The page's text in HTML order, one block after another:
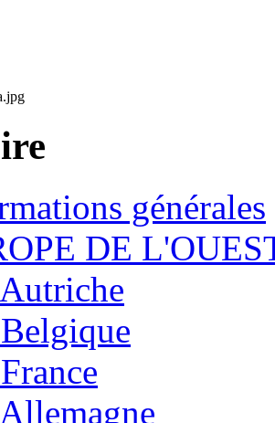
générales
DE
Autriche
Belgique
France
Allemagne